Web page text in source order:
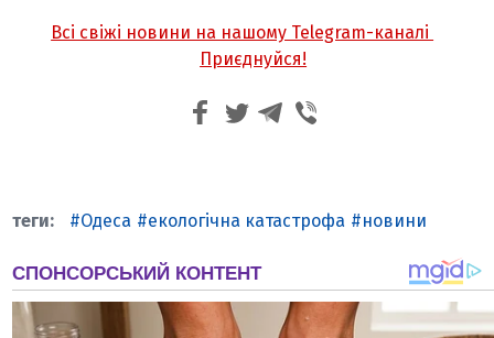
Всі свіжі новини на нашому Telegram-каналі
Приєднуйся!
Одеса екологічна катастрофа новини